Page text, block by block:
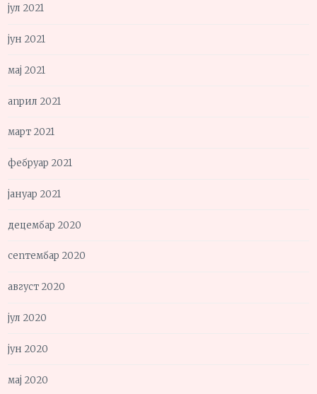
јул 2021
јун 2021
мај 2021
април 2021
март 2021
фебруар 2021
јануар 2021
децембар 2020
септембар 2020
август 2020
јул 2020
јун 2020
мај 2020